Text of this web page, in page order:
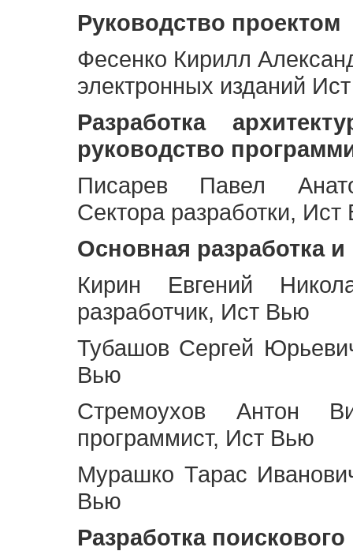
Руководство проектом
Фесенко Кирилл
электронных изданий
Разработка
руководство
Писарев Павел
Сектора разработки,
Основная разработка
Кирин Евгений
разработчик, Ист Вью
Тубашов Сергей
Вью
Стремоухов Антон
программист, Ист Вью
Мурашко Тарас
Вью
Разработка